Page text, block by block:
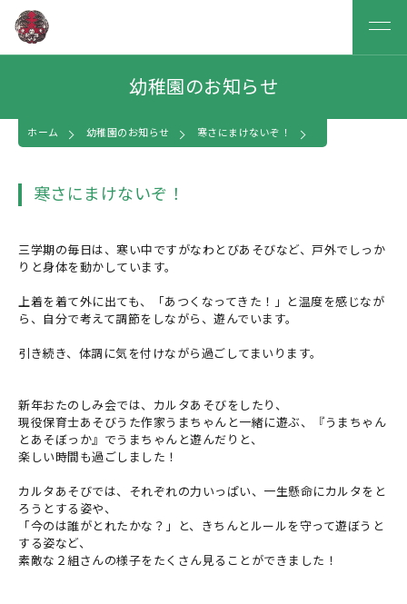
幼稚園のお知らせ
ホーム 幼稚園のお知らせ 寒さにまけないぞ！
寒さにまけないぞ！
三学期の毎日は、寒い中ですがなわとびあそびなど、戸外でしっか
りと身体を動かしています。
上着を着て外に出ても、「あつくなってきた！」と温度を感じなが
ら、自分で考えて調節をしながら、遊んでいます。
引き続き、体調に気を付けながら過ごしてまいります。
新年おたのしみ会では、カルタあそびをしたり、
現役保育士あそびうた作家うまちゃんと一緒に遊ぶ、『うまちゃん
とあそぼっか』でうまちゃんと遊んだりと、
楽しい時間も過ごしました！
カルタあそびでは、それぞれの力いっぱい、一生懸命にカルタをと
ろうとする姿や、
「今のは誰がとれたかな？」と、きちんとルールを守って遊ぼうと
する姿など、
素敵な２組さんの様子をたくさん見ることができました！